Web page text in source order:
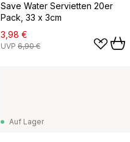
Save Water Servietten 20er
Pack, 33 x 3cm
3,98 €
UVP 6,90 €
Auf Lager